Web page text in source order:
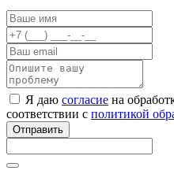
Я даю согласие на
соответствии с политикой
Отправить